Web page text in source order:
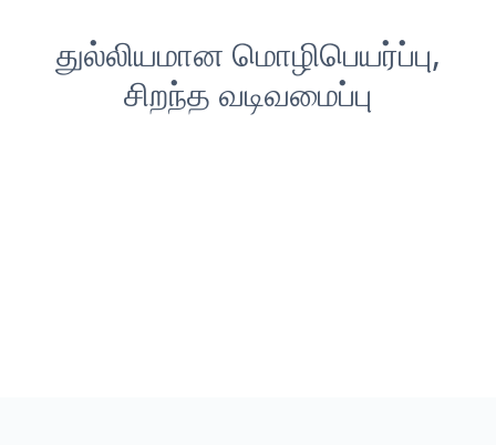
துல்லியமான மொழிபெயர்ப்பு,
சிறந்த வடிவமைப்பு